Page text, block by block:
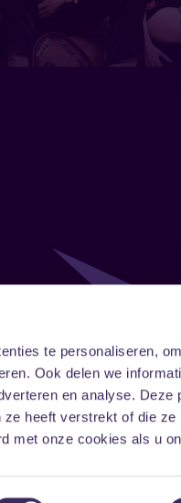
te personaliseren,
Ook delen we
en analyse. Deze
heeft verstrekt of die
met onze cookies als u
InstagramLinkedIn